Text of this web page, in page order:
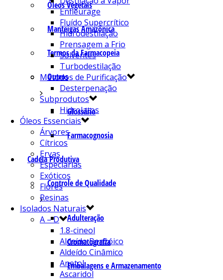
Óleos Vegetais
Manteigas Amazônica
Termos da Farmacopeia
Outros
Glossário
Farmacognosia
Cadeia Produtiva
Controle de Qualidade
Adulteração
Cromatografia
Embalagens e Armazenamento
Enfleurage
Fluído Supercrítico
Hidrodestilação
Prensagem a Frio
Solventes
Turbodestilação
Métodos de Purificação
Desterpenação
Subprodutos
Hidrolatos
Óleos Essenciais
Árvores
Cítricos
Ervas
Especiarias
Exóticos
Flores
Resinas
Isolados Naturais
A – D
1.8-cineol
Aldeído Benzóico
Aldeído Cinâmico
Anetol
Ascaridol